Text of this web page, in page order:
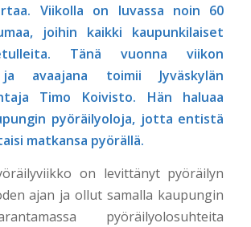
Viikolla on luvassa noin 60
joihin kaikki kaupunkilaiset
Tänä vuonna viikon
avaajana toimii Jyväskylän
Timo Koivisto. Hän haluaa
pyöräilyoloja, jotta entistä
matkansa pyörällä.
on levittänyt pyöräilyn
ajan ja ollut samalla kaupungin
pyöräilyolosuhteita